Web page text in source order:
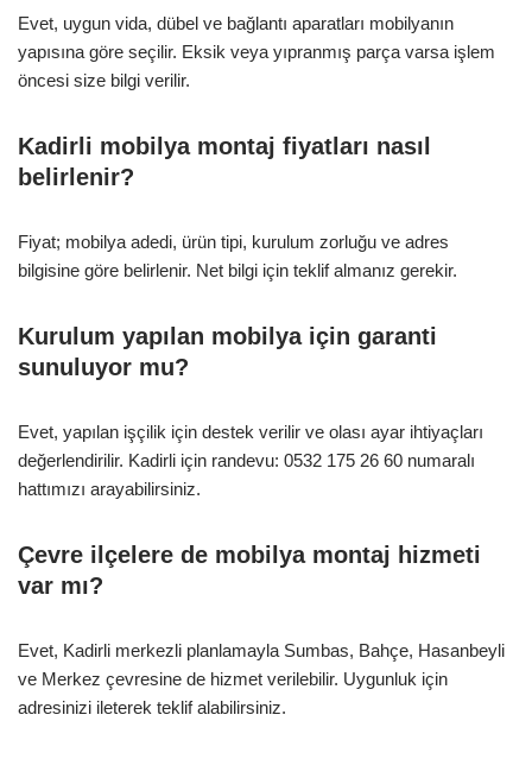
Evet, uygun vida, dübel ve bağlantı aparatları mobilyanın
yapısına göre seçilir. Eksik veya yıpranmış parça varsa işlem
öncesi size bilgi verilir.
Kadirli mobilya montaj fiyatları nasıl
belirlenir?
Fiyat; mobilya adedi, ürün tipi, kurulum zorluğu ve adres
bilgisine göre belirlenir. Net bilgi için teklif almanız gerekir.
Kurulum yapılan mobilya için garanti
sunuluyor mu?
Evet, yapılan işçilik için destek verilir ve olası ayar ihtiyaçları
değerlendirilir. Kadirli için randevu: 0532 175 26 60 numaralı
hattımızı arayabilirsiniz.
Çevre ilçelere de mobilya montaj hizmeti
var mı?
Evet, Kadirli merkezli planlamayla Sumbas, Bahçe, Hasanbeyli
ve Merkez çevresine de hizmet verilebilir. Uygunluk için
adresinizi ileterek teklif alabilirsiniz.